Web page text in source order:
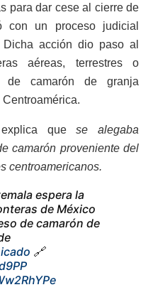
para dar cese al cierre de
con un proceso judicial
acción dio paso al
aéreas, terrestres o
de camarón de granja
explica quese alegaba
camarón proveniente del
centroamericanos.
espera la
de México
de camarón de
🔗